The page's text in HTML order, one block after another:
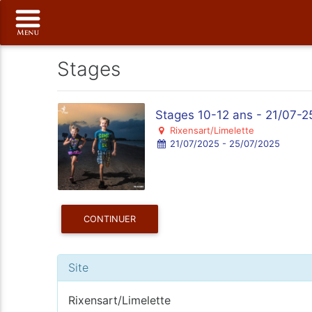
Stages
Stages 10-12 ans - 21/07-
Rixensart/Limelette
21/07/2025 - 25/07/2025
CONTINUER
Site
Rixensart/Limelette